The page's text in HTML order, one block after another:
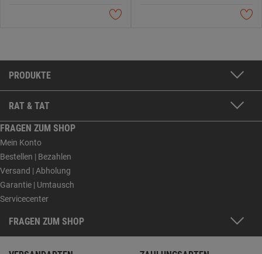
PRODUKTE
RAT & TAT
FRAGEN ZUM SHOP
Mein Konto
Bestellen | Bezahlen
Versand | Abholung
Garantie | Umtausch
Servicecenter
FRAGEN ZUM SHOP